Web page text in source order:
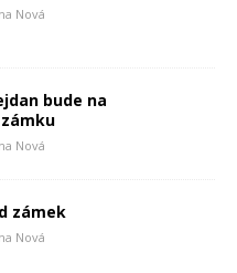
Nová
bude na
Nová
zámek
Nová